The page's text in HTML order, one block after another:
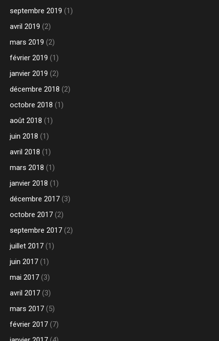
septembre 2019 (1)
avril 2019 (2)
mars 2019 (2)
février 2019 (1)
janvier 2019 (2)
décembre 2018 (2)
octobre 2018 (1)
août 2018 (1)
juin 2018 (1)
avril 2018 (1)
mars 2018 (1)
janvier 2018 (1)
décembre 2017 (3)
octobre 2017 (2)
septembre 2017 (2)
juillet 2017 (1)
juin 2017 (1)
mai 2017 (3)
avril 2017 (3)
mars 2017 (5)
février 2017 (7)